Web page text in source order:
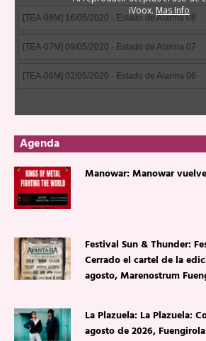
Agenda
Manowar: Manowar
Festival Sun & Thunder:
Cerrado el cartel de la
agosto, Marenostrum
La Plazuela: La Plazuela:
agosto de 2026,